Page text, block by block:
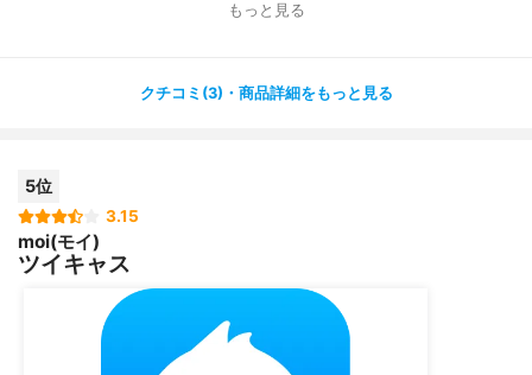
知名度が高いアイドルなど芸能人の方の配信も多いので誰
外国人のユーザーも多く、外国の方の配信も見れるので、
語学勉強などの
目的で見るのもいいと思いました！
もっと見る
クチコミ(3)・商品詳細をもっと見る
5位
3.15
moi(モイ)
ツイキャス